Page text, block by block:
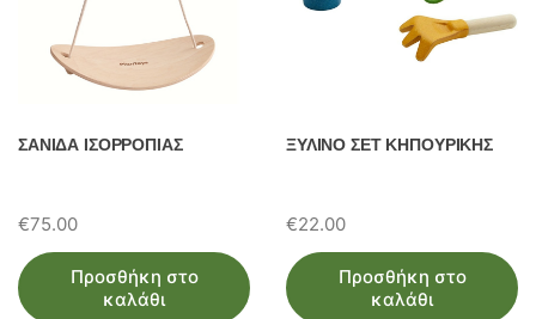
ΣΑΝΙΔΑ ΙΣΟΡΡΟΠΙΑΣ
€75.00
Προσθήκη στο
καλάθι
ΞΥΛΙΝΟ ΣΕΤ ΚΗΠΟΥΡΙΚΗΣ
€22.00
Προσθήκη στο
καλάθι